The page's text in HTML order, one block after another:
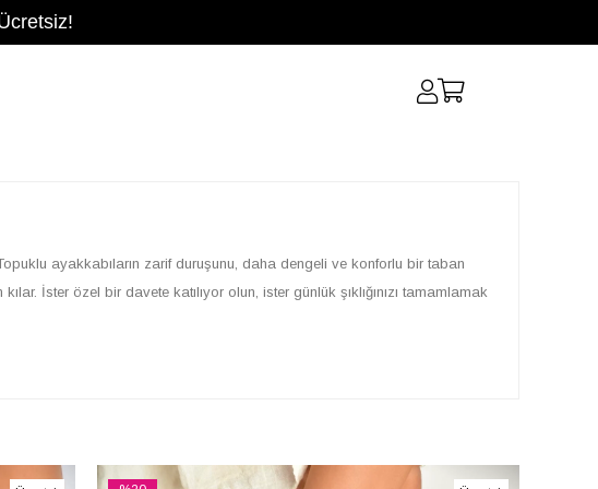
ayakkabıların zarif duruşunu, daha dengeli ve konforlu bir taban
İster özel bir davete katılıyor olun, ister günlük şıklığınızı tamamlamak